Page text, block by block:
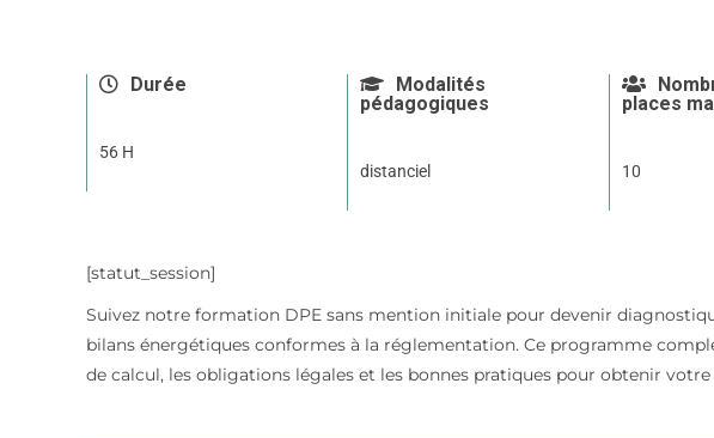
Durée
56 H
Modalités
pédagogiques
distanciel
places
10
[statut_session]
Suivez notre formation DPE sans mention initiale pour devenir
bilans énergétiques conformes à la réglementation. Ce programme
de calcul, les obligations légales et les bonnes pratiques pour obtenir